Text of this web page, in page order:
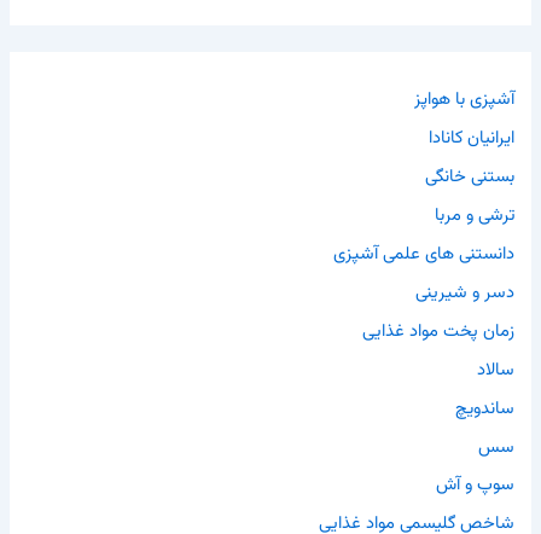
آشپزی با هواپز
ایرانیان کانادا
بستنی خانگی
ترشی و مربا
دانستنی های علمی آشپزی
دسر و شیرینی
زمان پخت مواد غذایی
سالاد
ساندویچ
سس
سوپ و آش
شاخص گلیسمی مواد غذایی